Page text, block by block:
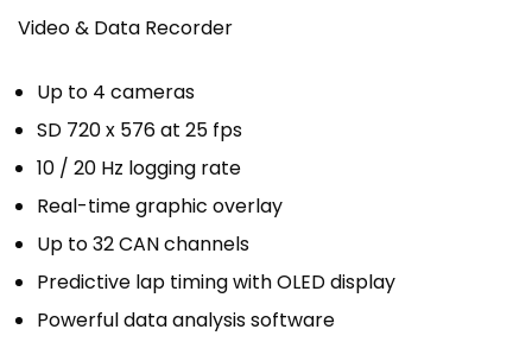
Video & Data Recorder
Up to 4 cameras
SD 720 x 576 at 25 fps
10 / 20 Hz logging rate
Real-time graphic overlay
Up to 32 CAN channels
Predictive lap timing with OLED display
Powerful data analysis software